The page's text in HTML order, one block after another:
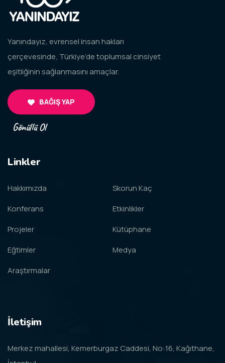
Yanındayız, evrensel insan hakları
çerçevesinde, Türkiye’de toplumsal cinsiyet
eşitliğinin sağlanmasını amaçlar.
BAĞIŞ YAP
Gönüllü Ol
Linkler
Hakkımızda
Konferans
Projeler
Eğtimler
Araştırmalar
Skorun Kaç
Etkinlikler
Kütüphane
Medya
İletişim
Merkez mahallesi, Kemerburgaz Caddesi, No:16, Kağıthane,